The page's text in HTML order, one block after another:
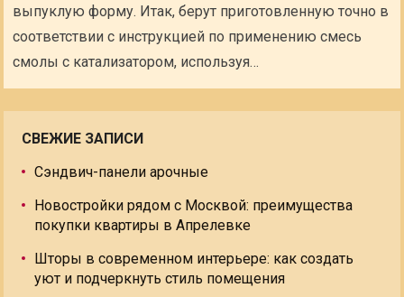
выпуклую форму. Итак, берут приготовленную точно в
соответствии с инструкцией по применению смесь
смолы с катализатором, используя…
СВЕЖИЕ ЗАПИСИ
Сэндвич-панели арочные
Новостройки рядом с Москвой: преимущества
покупки квартиры в Апрелевке
Шторы в современном интерьере: как создать
уют и подчеркнуть стиль помещения